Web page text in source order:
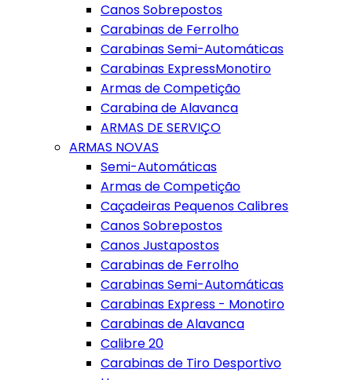
Canos Sobrepostos
Carabinas de Ferrolho
Carabinas Semi-Automáticas
Carabinas ExpressMonotiro
Armas de Competição
Carabina de Alavanca
ARMAS DE SERVIÇO
ARMAS NOVAS
Semi-Automáticas
Armas de Competição
Caçadeiras Pequenos Calibres
Canos Sobrepostos
Canos Justapostos
Carabinas de Ferrolho
Carabinas Semi-Automáticas
Carabinas Express - Monotiro
Carabinas de Alavanca
Calibre 20
Carabinas de Tiro Desportivo